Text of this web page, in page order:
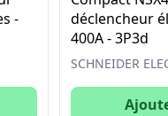
-
déclencheur
400A - 3P3d
SCHNEIDER